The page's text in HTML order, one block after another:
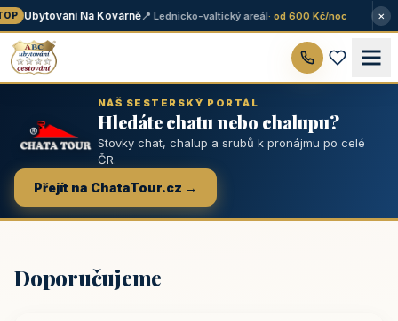
Ubytování Na Kovárně📍 Lednicko-valtický areál· od 600 Kč/noc ×
NÁŠ SESTERSKÝ PORTÁL
Hledáte chatu nebo chalupu?
Stovky chat, chalup a srubů k pronájmu po celé
ČR.
Přejít na ChataTour.cz →
Doporučujeme